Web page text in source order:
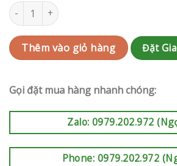
Hoa tang Huyện Nhà Bè | QC-RAK-G212
Thêm vào giỏ hàng Đặt
Gọi đặt mua hàng nhanh chóng:
Zalo: 0979.202.972
Phone: 0979.202.972